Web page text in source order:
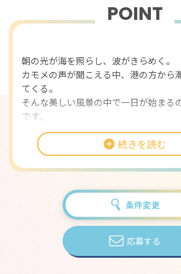
POINT
朝の光が海を照らし、波がきらめく。
カモメの声が聞こえる中、港の方から
てくる。
そんな美しい風景の中で一日が始まる
です。
伊豆半島の南端にあるこの町は、昔か
てきた港町です。
江戸時代にペリーの黒船が来航し、国
今でもその面影を残しつつ、自然と文
かなリゾート地として多くの人に愛さ
この街で、旅人を迎えるレストランス
てみませんか。
観光地でのリゾートバイトは、仕事の
続きを読む
条件変更
応募する